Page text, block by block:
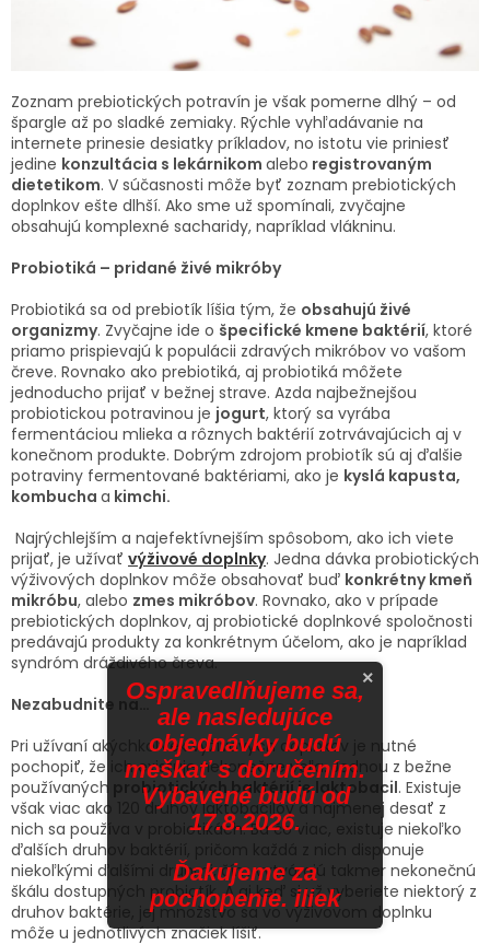
Zoznam prebiotických potravín je však pomerne dlhý – od
špargle až po sladké zemiaky. Rýchle vyhľadávanie na
internete prinesie desiatky príkladov, no istotu vie priniesť
jedine konzultácia s lekárnikom alebo registrovaným
dietetikom. V súčasnosti môže byť zoznam prebiotických
doplnkov ešte dlhší. Ako sme už spomínali, zvyčajne
obsahujú komplexné sacharidy, napríklad vlákninu.
Probiotiká – pridané živé mikróby
Probiotiká sa od prebiotík líšia tým, že obsahujú živé
organizmy. Zvyčajne ide o špecifické kmene baktérií, ktoré
priamo prispievajú k populácii zdravých mikróbov vo vašom
čreve. Rovnako ako prebiotiká, aj probiotiká môžete
jednoducho prijať v bežnej strave. Azda najbežnejšou
probiotickou potravinou je jogurt, ktorý sa vyrába
fermentáciou mlieka a rôznych baktérií zotrvávajúcich aj v
konečnom produkte. Dobrým zdrojom probiotík sú aj ďalšie
potraviny fermentované baktériami, ako je kyslá kapusta,
kombucha a kimchi.
Najrýchlejším a najefektívnejším spôsobom, ako ich viete
prijať, je užívať výživové doplnky. Jedna dávka probiotických
výživových doplnkov môže obsahovať buď konkrétny kmeň
mikróbu, alebo zmes mikróbov. Rovnako, ako v prípade
prebiotických doplnkov, aj probiotické doplnkové spoločnosti
predávajú produkty za konkrétnym účelom, ako je napríklad
syndróm dráždivého čreva.
Nezabudnite na…
Pri užívaní akýchkoľvek výživových doplnkov je nutné
pochopiť, že ich existuje nekonečne veľa. Jednou z bežne
používaných probiotických baktérií je laktobacil. Existuje
však viac ako 120 druhov laktobacilov a najmenej desať z
nich sa používa v probiotikách. Ba čo viac, existuje niekoľko
ďalších druhov baktérií, pričom každá z nich disponuje
niekoľkými ďalšími druhmi, čím vytvárajú takmer nekonečnú
škálu dostupných probiotík. A aj keď si už vyberiete niektorý z
druhov baktérie, jej množstvo sa vo výživovom doplnku
môže u jednotlivých značiek líšiť.
×
Ospravedlňujeme sa,
ale nasledujúce
objednávky budú
meškať s doručením.
Vybavené budú od
17.8.2026.
Ďakujeme za
pochopenie. iliek